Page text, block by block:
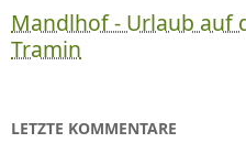
Mandlhof - Urlaub auf
Tramin
LETZTE KOMMENTARE